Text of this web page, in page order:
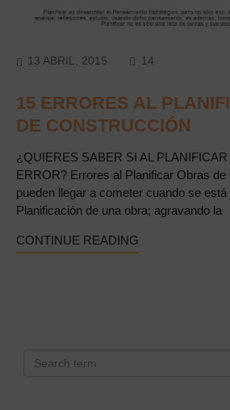
13 ABRIL, 2015 14
15 ERRORES AL
DE CONSTRUCCIÓN
¿QUIERES SABER SI AL
ERROR? Errores al Planificar Obras
pueden llegar a cometer cuando se está
Planificación de una obra; agravando la
CONTINUE READING